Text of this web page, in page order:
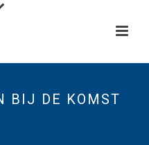
BIJ DE KOMST